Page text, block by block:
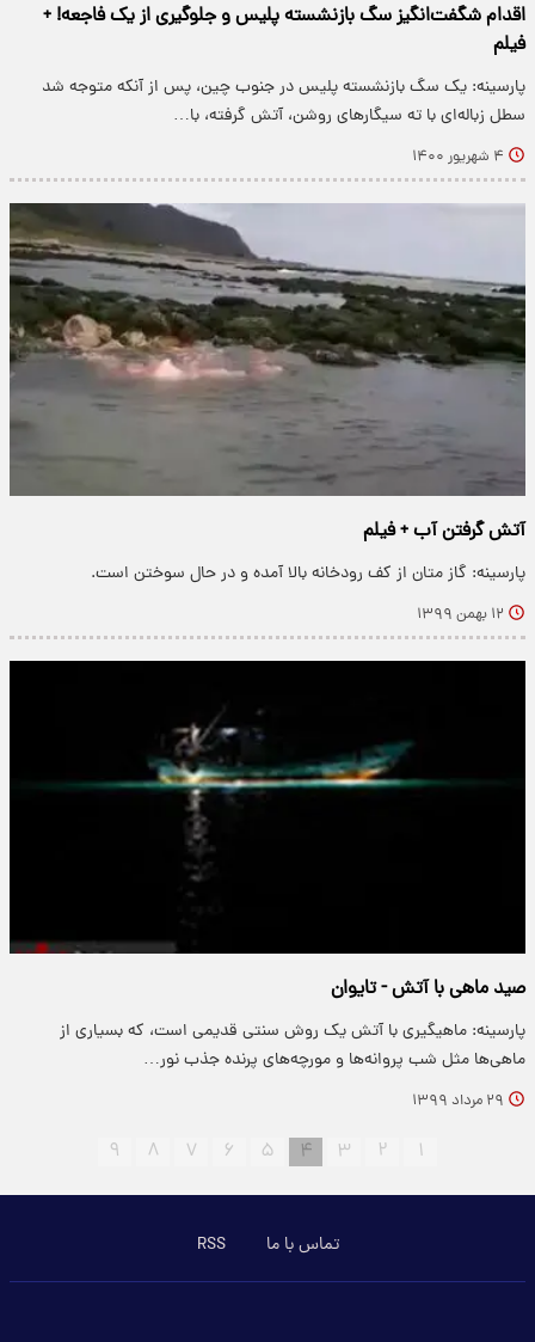
اقدام شگفت‌انگیز سگ بازنشسته پلیس و جلوگیری از یک فاجعه! +
فیلم
پارسینه: یک سگ بازنشسته پلیس در جنوب چین، پس از آنکه متوجه شد
سطل زباله‌ای با ته سیگارهای روشن، آتش گرفته، با…
۴ شهریور ۱۴۰۰
آتش گرفتن آب + فیلم
پارسینه: گاز متان از کف رودخانه بالا آمده و در حال سوختن است.
۱۲ بهمن ۱۳۹۹
صید ماهی با آتش - تایوان
پارسینه: ماهیگیری با آتش یک روش سنتی قدیمی است، که بسیاری از
ماهی‌ها مثل شب پروانه‌ها و مورچه‌های پرنده جذب نور…
۲۹ مرداد ۱۳۹۹
۱ ۲ ۳ ۴ ۵ ۶ ۷ ۸ ۹
تماس با ما RSS